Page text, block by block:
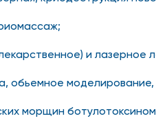
и лазерное
обьемное
морщин